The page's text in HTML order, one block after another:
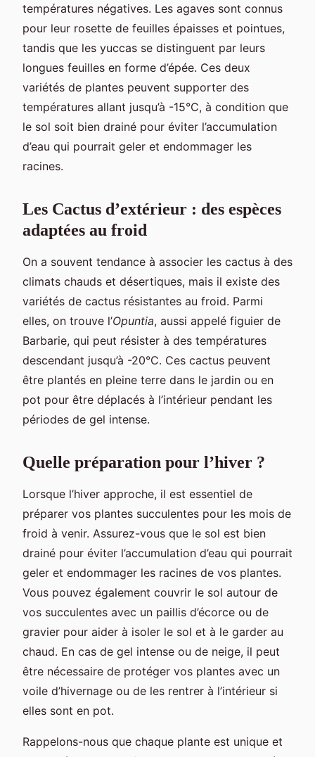
températures négatives. Les agaves sont connus
pour leur rosette de feuilles épaisses et pointues,
tandis que les yuccas se distinguent par leurs
longues feuilles en forme d’épée. Ces deux
variétés de plantes peuvent supporter des
températures allant jusqu’à -15°C, à condition que
le sol soit bien drainé pour éviter l’accumulation
d’eau qui pourrait geler et endommager les
racines.
Les Cactus d’extérieur : des espèces
adaptées au froid
On a souvent tendance à associer les cactus à des
climats chauds et désertiques, mais il existe des
variétés de cactus résistantes au froid. Parmi
elles, on trouve l’Opuntia, aussi appelé figuier de
Barbarie, qui peut résister à des températures
descendant jusqu’à -20°C. Ces cactus peuvent
être plantés en pleine terre dans le jardin ou en
pot pour être déplacés à l’intérieur pendant les
périodes de gel intense.
Quelle préparation pour l’hiver ?
Lorsque l’hiver approche, il est essentiel de
préparer vos plantes succulentes pour les mois de
froid à venir. Assurez-vous que le sol est bien
drainé pour éviter l’accumulation d’eau qui pourrait
geler et endommager les racines de vos plantes.
Vous pouvez également couvrir le sol autour de
vos succulentes avec un paillis d’écorce ou de
gravier pour aider à isoler le sol et à le garder au
chaud. En cas de gel intense ou de neige, il peut
être nécessaire de protéger vos plantes avec un
voile d’hivernage ou de les rentrer à l’intérieur si
elles sont en pot.
Rappelons-nous que chaque plante est unique et